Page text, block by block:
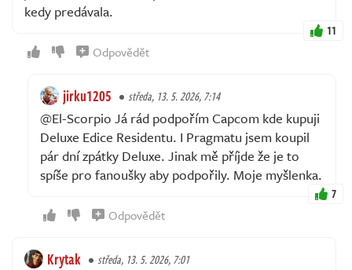
kedy predávala.
11
Odpovědět
jirku1205 středa, 13. 5. 2026, 7:14
@El-Scorpio Já rád podpořím Capcom kde kupuji
Deluxe Edice Residentu. I Pragmatu jsem koupil
pár dní zpátky Deluxe. Jinak mě příjde že je to
spíše pro fanoušky aby podpořily. Moje myšlenka.
7
Odpovědět
Krytak středa, 13. 5. 2026, 7:01